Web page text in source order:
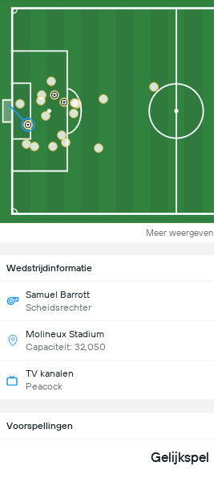
Meer weergeven
Wedstrijdinformatie
Samuel Barrott
Scheidsrechter
Molineux Stadium
Capaciteit: 32,050
TV kanalen
Peacock
Voorspellingen
Gelijkspel